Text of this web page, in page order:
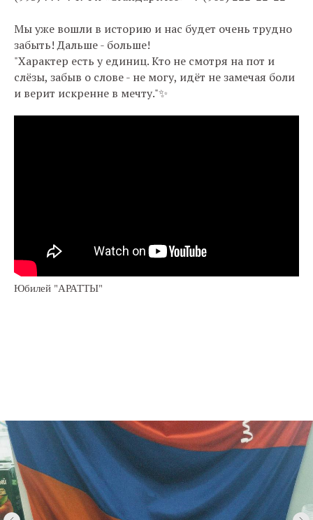
Мы уже вошли в историю и нас будет очень трудно
забыть! Дальше - больше!
"Характер есть у единиц. Кто не смотря на пот и
слёзы, забыв о слове - не могу, идёт не замечая боли
и верит искренне в мечту."✨
Юбилей "АРАТТЫ"